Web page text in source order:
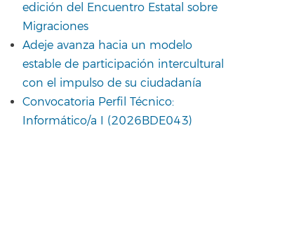
edición del Encuentro Estatal sobre
Migraciones
Adeje avanza hacia un modelo
estable de participación intercultural
con el impulso de su ciudadanía
Convocatoria Perfil Técnico:
Informático/a I (2026BDE043)